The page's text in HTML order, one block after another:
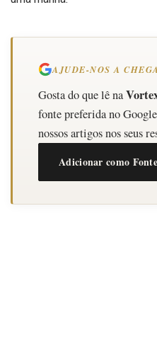
AJUDE-NOS A
Gosta do que lê na
fonte preferida no
nossos artigos nos seus
Adicionar como